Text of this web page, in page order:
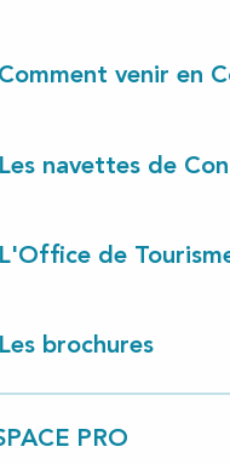
Comment venir en
Les navettes de
L'Office de
Les brochures
PRO
Born